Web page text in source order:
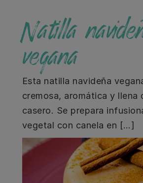
Natilla
vegana
Esta natilla navideña
cremosa, aromática y llena
casero. Se prepara
vegetal con canela en […]